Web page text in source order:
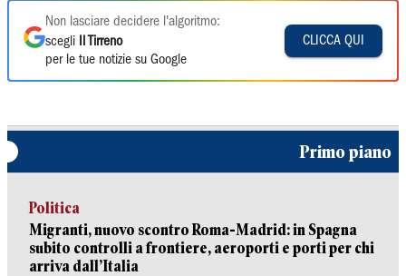
Non lasciare decidere l'algoritmo:
scegli
Il Tirreno
per le tue notizie su Google
CLICCA QUI
Primo piano
Politica
Migranti, nuovo scontro Roma-Madrid: in Spagna
subito controlli a frontiere, aeroporti e porti per chi
arriva dall’Italia